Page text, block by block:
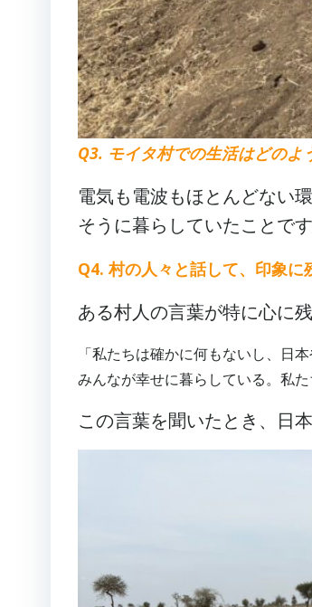
Q3. モイタ村での生活はどのよ
電気も電波もほとんどない
そうに暮らしていたことで
Q4. 村の人々と話して、印象に
ある村人の言葉が特に心に残
「私たちは確かに何もないし、日
みんなが幸せに暮らしている。私
この言葉を聞いたとき、日